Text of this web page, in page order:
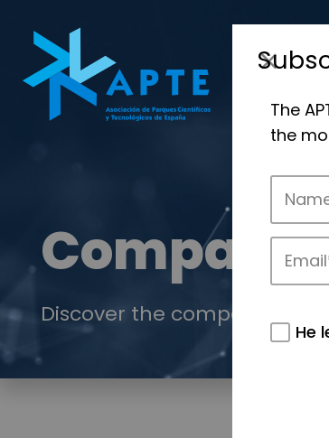
Discover the companies that
The
the
He